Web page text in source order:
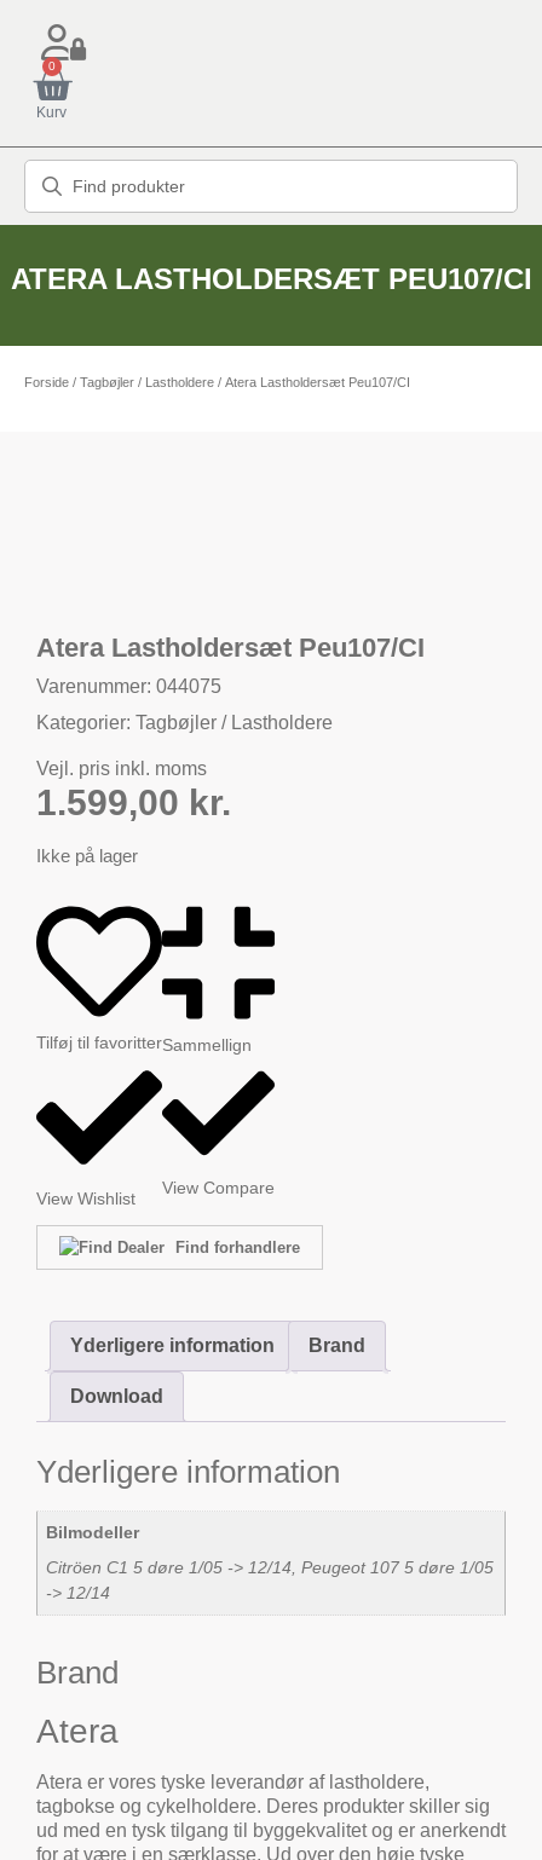
0
Kurv
ATERA LASTHOLDERSÆT PEU107/CI
Forside / Tagbøjler / Lastholdere / Atera Lastholdersæt Peu107/CI
Atera Lastholdersæt Peu107/CI
Varenummer: 044075
Kategorier: Tagbøjler / Lastholdere
Vejl. pris inkl. moms
1.599,00 kr.
Ikke på lager
Tilføj til favoritter
View Wishlist
Sammellign
View Compare
Find forhandlere
Yderligere information Brand
Download
Yderligere information
Bilmodeller
Citröen C1 5 døre 1/05 -> 12/14, Peugeot 107 5 døre 1/05
-> 12/14
Brand
Atera
Atera er vores tyske leverandør af lastholdere,
tagbokse og cykelholdere. Deres produkter skiller sig
ud med en tysk tilgang til byggekvalitet og er anerkendt
for at være i en særklasse. Ud over den høje tyske